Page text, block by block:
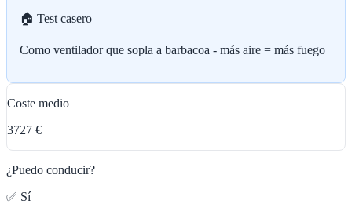
🏠 Test casero
Como ventilador que sopla a barbacoa - más aire = más fuego
Coste medio
3727 €
¿Puedo conducir?
✅ Sí